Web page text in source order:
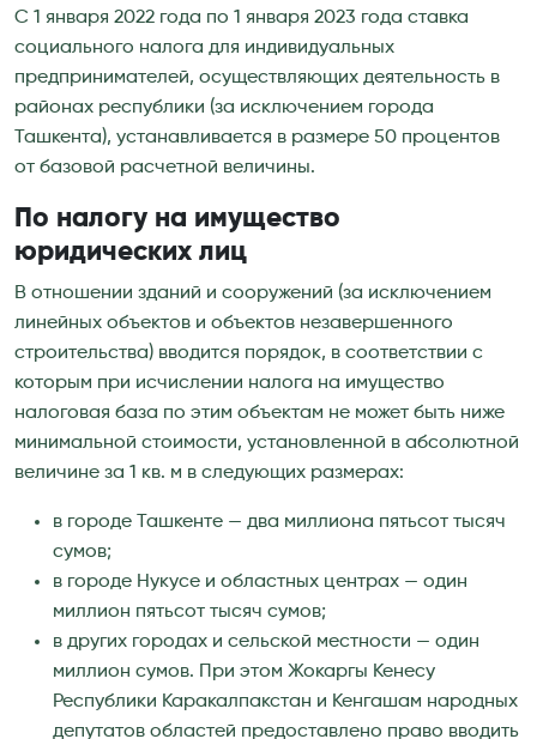
С 1 января 2022 года по 1 января 2023 года ставка
социального налога для индивидуальных
предпринимателей, осуществляющих деятельность в
районах республики (за исключением города
Ташкента), устанавливается в размере 50 процентов
от базовой расчетной величины.
По налогу на имущество
юридических лиц
В отношении зданий и сооружений (за исключением
линейных объектов и объектов незавершенного
строительства) вводится порядок, в соответствии с
которым при исчислении налога на имущество
налоговая база по этим объектам не может быть ниже
минимальной стоимости, установленной в абсолютной
величине за 1 кв. м в следующих размерах:
в городе Ташкенте — два миллиона пятьсот тысяч
сумов;
в городе Нукусе и областных центрах — один
миллион пятьсот тысяч сумов;
в других городах и сельской местности — один
миллион сумов. При этом Жокаргы Кенесу
Республики Каракалпакстан и Кенгашам народных
депутатов областей предоставлено право вводить